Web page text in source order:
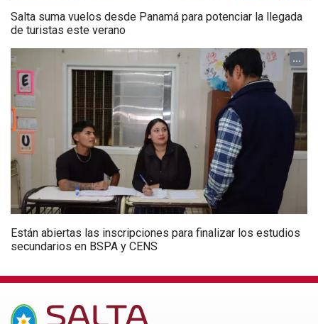
Salta suma vuelos desde Panamá para potenciar la llegada
de turistas este verano
...
Están abiertas las inscripciones para finalizar los estudios
secundarios en BSPA y CENS